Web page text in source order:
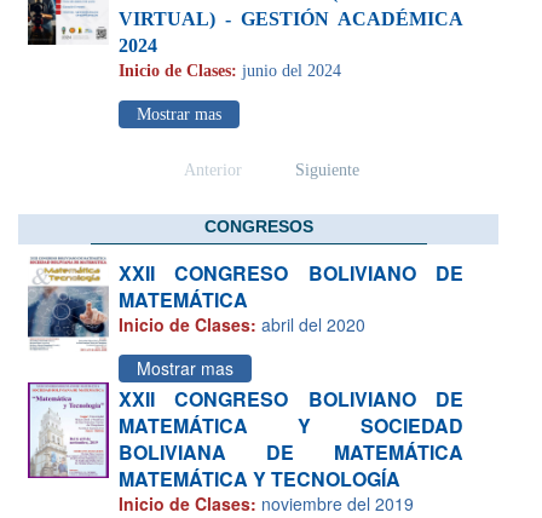
VIRTUAL) - GESTIÓN ACADÉMICA
2024
Inicio de Clases: junio del 2024
Mostrar mas
Anterior Siguiente
CONGRESOS
XXII CONGRESO BOLIVIANO DE
MATEMÁTICA
Inicio de Clases: abril del 2020
Mostrar mas
XXII CONGRESO BOLIVIANO DE
MATEMÁTICA Y SOCIEDAD
BOLIVIANA DE MATEMÁTICA
MATEMÁTICA Y TECNOLOGÍA
Inicio de Clases: noviembre del 2019